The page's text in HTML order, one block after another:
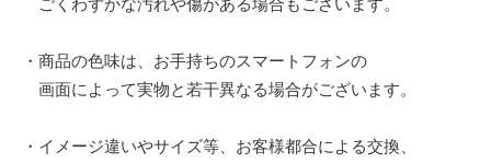
・商品の色味は、お手持ちのスマートフォンの
画面によって実物と若干異なる場合がございます。
・イメージ違いやサイズ等、お客様都合による交換、